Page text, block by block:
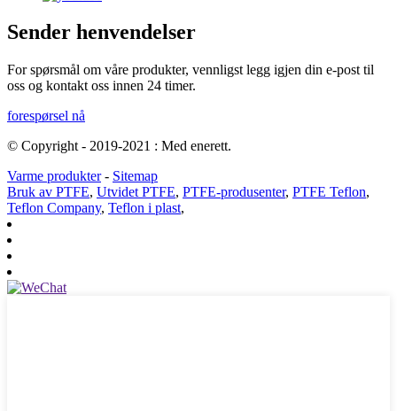
Sender henvendelser
For spørsmål om våre produkter, vennligst legg igjen din e-post til
oss og kontakt oss innen 24 timer.
forespørsel nå
© Copyright - 2019-2021 : Med enerett.
Varme produkter- Sitemap
Bruk av PTFE, Utvidet PTFE, PTFE-produsenter, PTFE Teflon,
Teflon Company, Teflon i plast,